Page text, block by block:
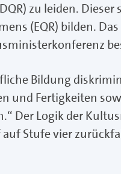
zu leiden.
(EQR) bilden.
Bildung
und Fertigkeiten
Der Logik der
Stufe vier